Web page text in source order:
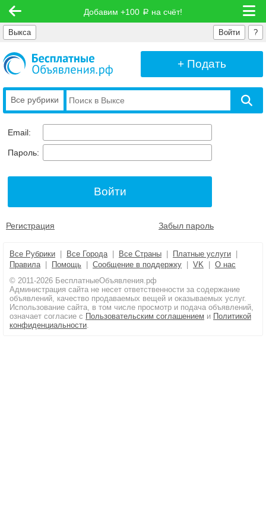
Добавим +100 руб на счёт!
Выкса ?
Войти
+ Подать
Все рубрики
Email:
Пароль:
Регистрация Забыл пароль
Все Рубрики Все Города| Все Страны Платные услуги
Правила| Помощь Сообщение в поддержку VK
О нас
© 2011-2026 БесплатныеОбъявления.рф
Администрация сайта не несет ответственности за содержание
объявлений, качество продаваемых вещей и оказываемых услуг.
Использование сайта, в том числе просмотр и подача объявлений,
означает согласие с Пользовательским соглашением и Политикой
конфиденциальности.